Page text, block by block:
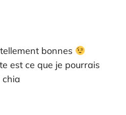
bonnes
est ce que je pourrais
chia